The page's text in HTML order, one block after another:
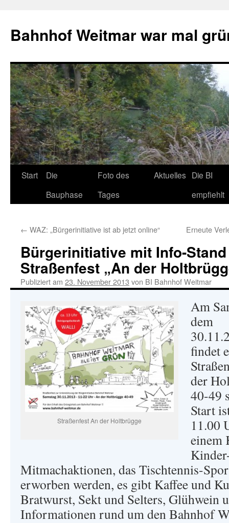
Bahnhof Weitmar war mal
Start
Die
Bauphase
Foto des
Tages
Aktuelles Die BI
empfiehlt
← WAZ: „Bürgerinitiative ist ab jetzt online“ Erneute
Bürgerinitiative mit Info-
Straßenfest „An der
Publiziert am 23. November 2013 von BI Bahnhof Weitmar
Straßenfest An der Holtbrügge
Am
dem
findet
der
40-49
Start
11.00
einem
Mitmachaktionen, das Tischtennis-
erworben werden, es gibt Kaffee und
Bratwurst, Sekt und Selters, Glühwein
Informationen rund um den Bahnhof